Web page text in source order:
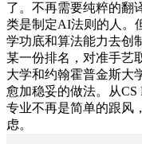
了。不再需要纯粹的翻
类是制定AI法则的人。
学功底和算法能力去创
某一份排名，对准手艺
大学和约翰霍普金斯大
愈加稳妥的做法。从CS
专业不再是简单的跟风
虑。